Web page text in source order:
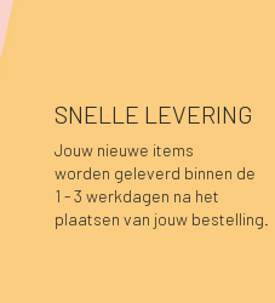
SNELLE LEVERING
Jouw nieuwe items
worden geleverd binnen de
1 - 3 werkdagen na het
plaatsen van jouw bestelling.